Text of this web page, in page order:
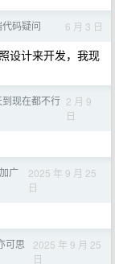
码疑问 6 月 3 日
设计来开发，我现
现在都不行 2 月 9
日
广
2025 年 9 月 25
日
可思
2025 年 9 月 25
日